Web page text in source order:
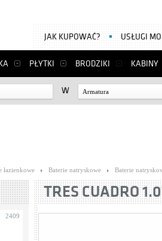
PŁYTKI BRODZIKI KABINY
JAK KUPOWAĆ? USŁUGI
W Armatura
łazienkowe Baterie natryskowe Baterie
2409
TRES CUADRO